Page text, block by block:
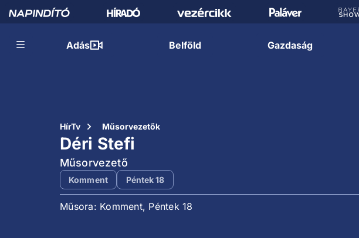
Adás Belföld Gazdaság
HírTv Műsorvezetők
Déri Stefi
Műsorvezető
Komment Péntek 18
Műsora: Komment, Péntek 18